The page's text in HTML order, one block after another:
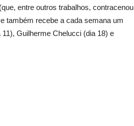
entre outros trabalhos, contracenou
também recebe a cada semana um
Guilherme Chelucci (dia 18) e